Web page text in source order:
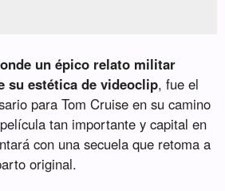
un épico relato militar
su estética de videoclip, fue el
para Tom Cruise en su camino
tan importante y capital en
con una secuela que retoma a
original.